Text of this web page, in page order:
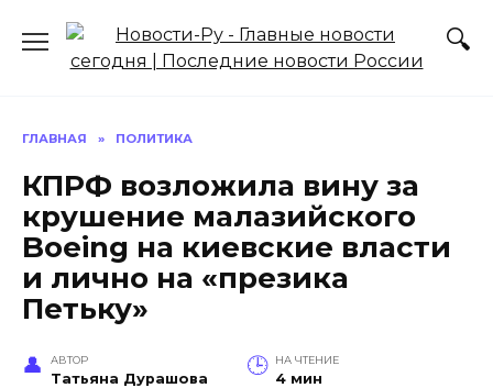
содержанию
ГЛАВНАЯ » ПОЛИТИКА
КПРФ возложила вину за
крушение малазийского
Boeing на киевские власти
и лично на «презика
Петьку»
АВТОР
Татьяна Дурашова
НА ЧТЕНИЕ
4 мин